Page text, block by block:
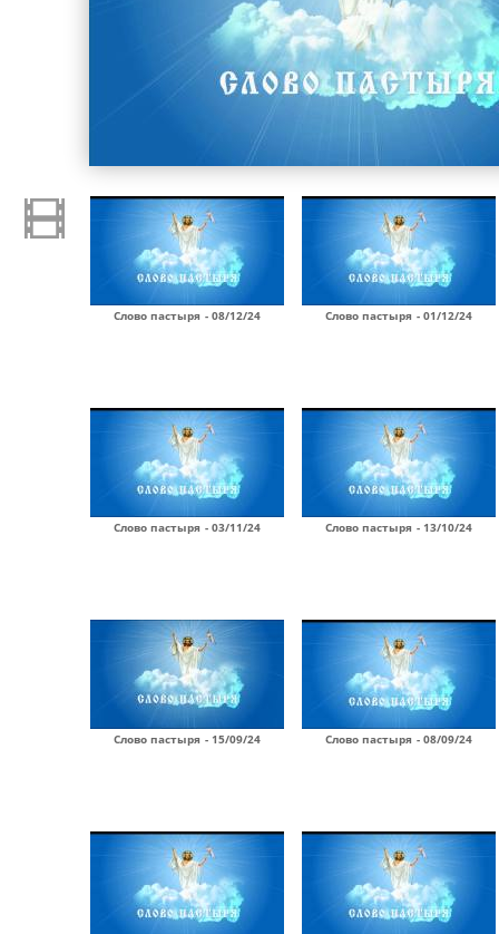
Слово пастыря - 08/12/24 Слово пастыря - 01/12/24
Слово пастыря - 03/11/24 Слово пастыря - 13/10/24
Слово пастыря - 15/09/24 Слово пастыря - 08/09/24